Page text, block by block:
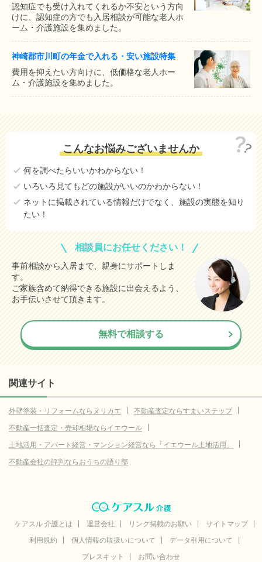
認知症でも受け入れてくれるか不安という方向
けに、認知症の方でも入居相談が可能な老人ホ
ーム・介護施設を集めました。
神崎郡市川町の年金で入れる・安い施設特集
費用を抑えたい方向けに、低価格な老人ホー
ム・介護施設を集めました。
こんなお悩みございませんか
何を調べたらいいかわからない！
いろいろ見てもどの施設がいいのかわからない！
ネットに掲載されている情報だけでなく、施設の実態を知り
たい！
相談員にお任せください！
事前相談から入居まで、親身にサポートしま
す。
ご家族含めて納得できる施設に出会えるよう、
お手伝いさせて頂きます。
無料で相談する
関連サイト
外壁塗装・リフォームならヌリカエ
不動産査定ならすまいステップ
不動産一括査定・売却相場ならイエウール
土地活用・アパート経営・マンション経営なら「イエウール土地活用」
不動産会社の評判ならおうちの語り部
ケアスル 介護とは 運営会社 リンク掲載のお願い
サイトマップ
利用規約
個人情報の取扱いについて
データ引用について
プレスキット
お問い合わせ